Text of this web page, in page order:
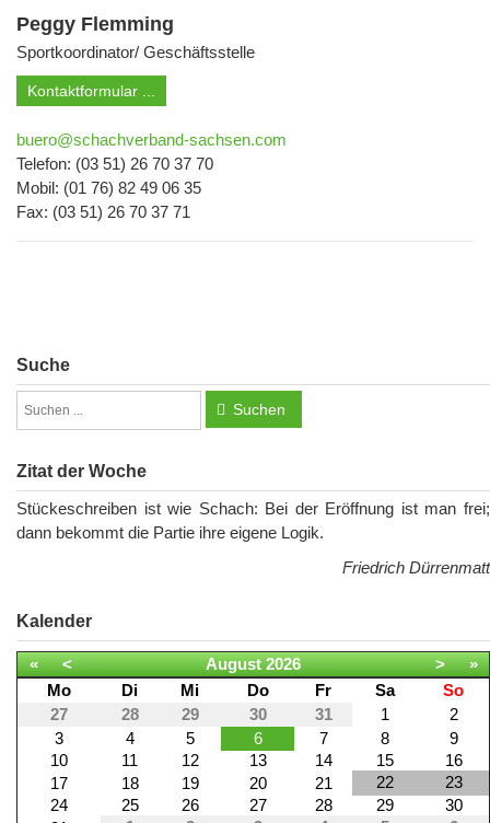
Peggy Flemming
Sportkoordinator/ Geschäftsstelle
Kontaktformular ...
buero@schachverband-sachsen.com
Telefon: (03 51) 26 70 37 70
Mobil: (01 76) 82 49 06 35
Fax: (03 51) 26 70 37 71
Suche
Suchen
Zitat der Woche
Stückeschreiben ist wie Schach: Bei der Eröffnung ist man frei;
dann bekommt die Partie ihre eigene Logik.
Friedrich Dürrenmatt
Kalender
« < August 2026 >
»
Mo
Di Mi Do Fr Sa
So
27
28 29 30 31 1
2
3
4 5 6 7 8
9
10
11 12 13 14 15
16
17
18 19 20 21 22
23
24
25 26 27 28 29
30